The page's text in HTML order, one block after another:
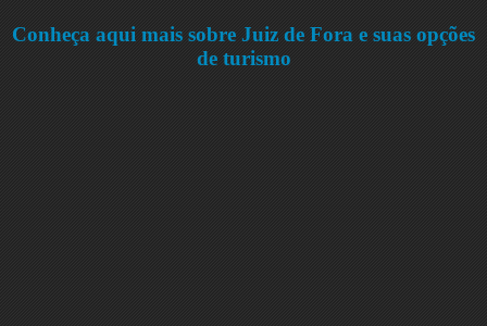
Conheça aqui mais sobre Juiz de Fora e suas opções
de turismo